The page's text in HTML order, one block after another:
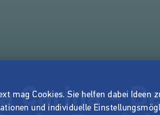
Carina -
mag Cookies. Sie helfen dabei Ideen
und individuelle